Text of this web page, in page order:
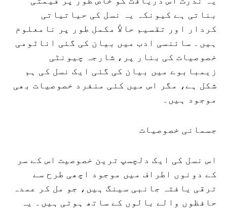
بناتی ہے کیونکہ یہ نسل کی حیاتیاتی
کردار اور تقسیم حالاً مکمل طور پر نامعلوم
ہیں۔ سائنسی ادب میں بیان کی گئی اناٹومی
خصوصیات کی بنار پر، شارجہ چیونٹی
زیمبابوے میں بیان کی گئی ایک نسل کی ہم
شکل ہے، مگر اس میں کئی منفرد خصوصیات بھی
موجود ہیں۔
جسمانی خصوصیات
اس نسل کی ایک دلچسپ ترین خصوصیت اس کے سر
کے دونوں اطراف میں موجود اچھی طرح سے
ترقی یافتہ جانبی سینگ ہیں، جو مل کر عمدہ
حافظوں والے بالوں کے ساتھ ہوتی ہیں۔ یہ